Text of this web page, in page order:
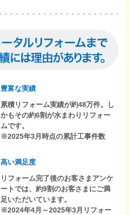
豊富な実績
累積リフォーム実績が約48万件。し
かもその約6割が水まわりリフォー
ムです。
※2025年3月時点の累計工事件数
高い満足度
リフォーム完了後のお客さまアンケ
ートでは、約9割のお客さまにご満
足いただいています。
※2024年4月～2025年3月リフォー